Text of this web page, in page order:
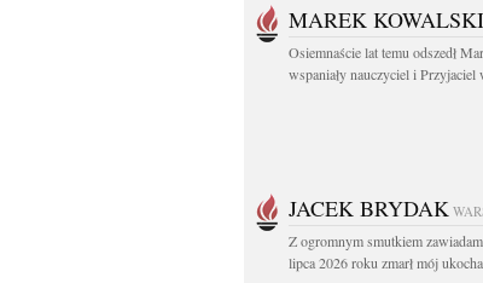
MAREK KOWALSKI
Osiemnaście lat temu odszedł
wspaniały nauczyciel i Przyjaciel
JACEK BRYDAK
Z ogromnym smutkiem
lipca 2026 roku zmarł mój